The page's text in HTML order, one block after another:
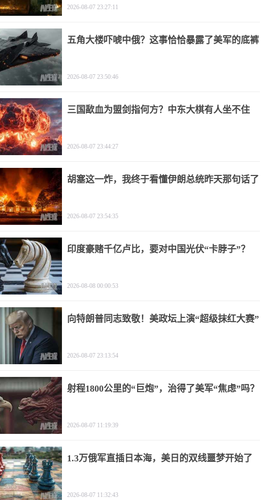
2026-08-07 23:27:11
五角大楼吓唬中俄？这事恰恰暴露了美军的底裤
2026-08-07 23:50:46
三国歃血为盟剑指何方？中东大棋有人坐不住
2026-08-07 23:44:27
胡塞这一炸，我终于看懂伊朗总统昨天那句话了
2026-08-07 23:54:35
印度豪赌千亿卢比，要对中国光伏“卡脖子”？
2026-08-08 00:00:53
向特朗普同志致敬！美政坛上演“超级抹红大赛”
2026-08-07 23:13:54
射程1800公里的“巨炮”，治得了美军“焦虑”吗？
2026-08-07 11:19:39
1.3万俄军直插日本海，美日的双线噩梦开始了
2026-08-07 11:32:43